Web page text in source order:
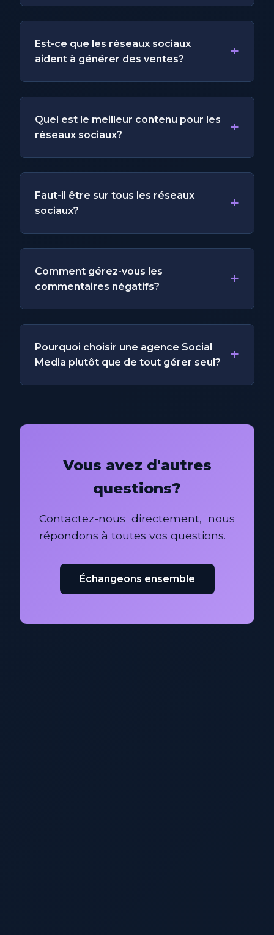
Est-ce que les réseaux sociaux
aident à générer des ventes?
+
Quel est le meilleur contenu pour les
réseaux sociaux?
+
Faut-il être sur tous les réseaux
sociaux?
+
Comment gérez-vous les
commentaires négatifs?
+
Pourquoi choisir une agence Social
Media plutôt que de tout gérer seul?
+
Vous avez d'autres
questions?
Contactez-nous directement, nous
répondons à toutes vos questions.
Échangeons ensemble